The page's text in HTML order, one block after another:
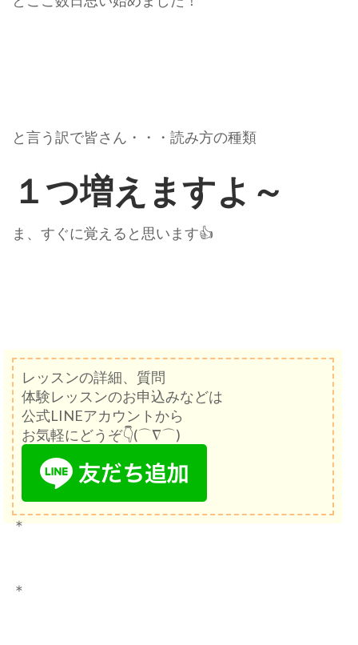
と言う訳で皆さん・・・読み方の種類
１つ増えますよ～
ま、すぐに覚えると思います👍
レッスンの詳細、質問
体験レッスンのお申込みなどは
公式LINEアカウントから
お気軽にどうぞ👇(⌒∇⌒)
＊
＊